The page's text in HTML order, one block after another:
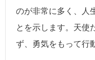
のが非常に多く、人
とを示します。天使
ず、勇気をもって行